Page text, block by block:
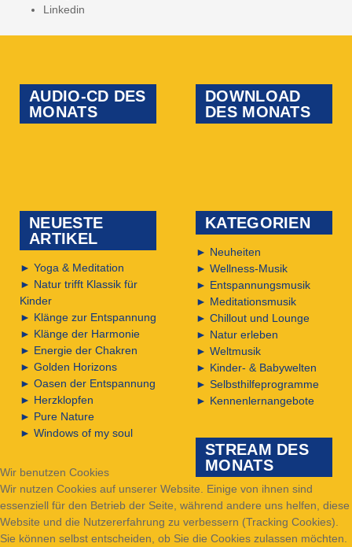
Linkedin
AUDIO-CD DES
MONATS
NEUESTE
ARTIKEL
► Yoga & Meditation
► Natur trifft Klassik für
Kinder
► Klänge zur Entspannung
► Klänge der Harmonie
► Energie der Chakren
► Golden Horizons
► Oasen der Entspannung
► Herzklopfen
► Pure Nature
► Windows of my soul
DOWNLOAD
DES MONATS
KATEGORIEN
► Neuheiten
► Wellness-Musik
► Entspannungsmusik
► Meditationsmusik
► Chillout und Lounge
► Natur erleben
► Weltmusik
► Kinder- & Babywelten
► Selbsthilfeprogramme
► Kennenlernangebote
STREAM DES
MONATS
Wir benutzen Cookies
Wir nutzen Cookies auf unserer Website. Einige von ihnen sind
essenziell für den Betrieb der Seite, während andere uns helfen, diese
Website und die Nutzererfahrung zu verbessern (Tracking Cookies).
Sie können selbst entscheiden, ob Sie die Cookies zulassen möchten.